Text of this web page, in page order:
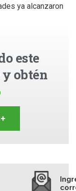
ya alcanzaron
este
obtén